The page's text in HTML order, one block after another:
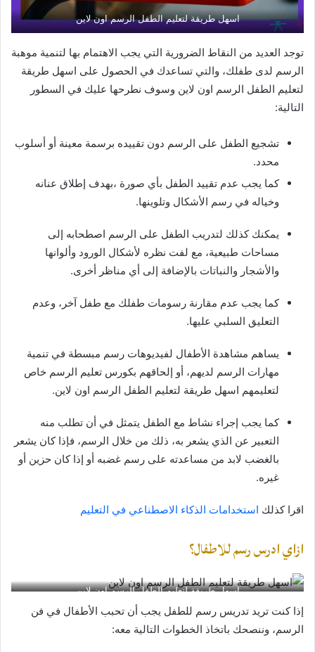
اسهل طريقة لتعليم الطفل الرسم اون لاين
توجد العديد من النقاط الضرورية التي يجب الاهتمام بها لتنمية موهبة
الرسم لدى طفلك، والتي تساعدك في الحصول على اسهل طريقة
لتعليم الطفل الرسم اون لاين وسوف نطرحها عليك في السطور
التالية:
تشجيع الطفل على الرسم دون تقييده برسمة معينة أو أسلوب
محدد.
كما يجب عدم تقييد الطفل بأي صورة ،بهدف إطلاق عنانه
وخياله في رسم الأشكال وتلوينها.
يمكنك كذلك لتدريب الطفل على الرسم اصطحابه إلى
مساحات طبيعية، مع لفت نظره لأشكال الورود وألوانها
والأشجار والنباتات بالإضافة إلى أي مناظر أخرى.
كما يجب عدم مقارنة رسومات طفلك مع طفل آخر، وعدم
التعليق السلبي عليها.
يساهم مشاهدة الأطفال لفيديوهات رسم مبسطة في تنمية
مهارات الرسم لديهم، أو إلحاقهم بكورس تعليم الرسم خاص
لتعليمهم اسهل طريقة لتعليم الطفل الرسم اون لاين.
كما يجب إجراء نشاط مع الطفل يتمثل في أن تطلب منه
التعبير عن الذي يشعر به، ذلك من خلال الرسم، فإذا كان يشعر
بالغضب لابد من مساعدته على رسم غضبه أو إذا كان حزين أو
غيره.
اقرا كذلك استخدامات الذكاء الاصطناعي في التعليم
ازاي ادرس رسم للاطفال؟
اسهل طريقة لتعليم الطفل الرسم اون لاين
إذا كنت تريد تدريس رسم للطفل يجب أن تحبب الأطفال في فن
الرسم، وننصحك باتخاذ الخطوات التالية معه: